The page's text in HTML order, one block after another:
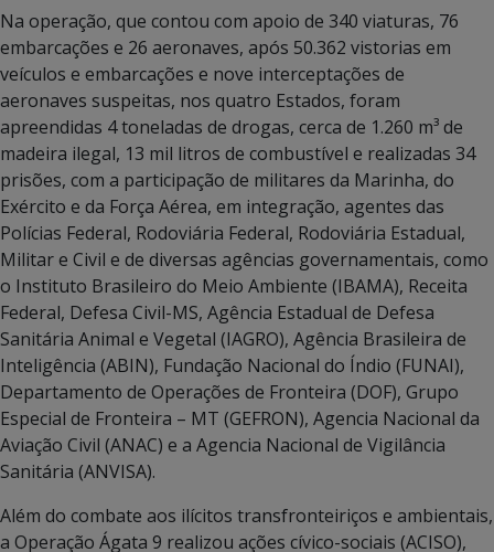
Na operação, que contou com apoio de 340 viaturas, 76
embarcações e 26 aeronaves, após 50.362 vistorias em
veículos e embarcações e nove interceptações de
aeronaves suspeitas, nos quatro Estados, foram
apreendidas 4 toneladas de drogas, cerca de 1.260 m³ de
madeira ilegal, 13 mil litros de combustível e realizadas 34
prisões, com a participação de militares da Marinha, do
Exército e da Força Aérea, em integração, agentes das
Polícias Federal, Rodoviária Federal, Rodoviária Estadual,
Militar e Civil e de diversas agências governamentais, como
o Instituto Brasileiro do Meio Ambiente (IBAMA), Receita
Federal, Defesa Civil-MS, Agência Estadual de Defesa
Sanitária Animal e Vegetal (IAGRO), Agência Brasileira de
Inteligência (ABIN), Fundação Nacional do Índio (FUNAI),
Departamento de Operações de Fronteira (DOF), Grupo
Especial de Fronteira – MT (GEFRON), Agencia Nacional da
Aviação Civil (ANAC) e a Agencia Nacional de Vigilância
Sanitária (ANVISA).
Além do combate aos ilícitos transfronteiriços e ambientais,
a Operação Ágata 9 realizou ações cívico-sociais (ACISO),